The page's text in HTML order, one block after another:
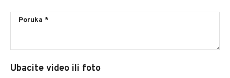
Ubacite video ili foto